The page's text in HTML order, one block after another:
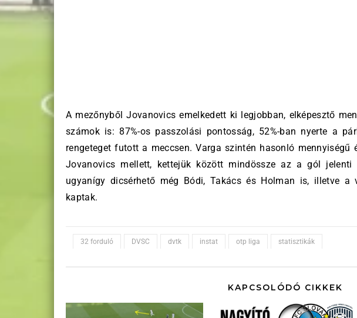
A mezőnyből Jovanovics emelkedett ki legjobban, elképesztő
számok is: 87%-os passzolási pontosság, 52%-ban nyerte a
rengeteget futott a meccsen. Varga szintén hasonló
Jovanovics mellett, kettejük között mindössze az a gól jelenti
ugyanígy dicsérhető még Bódi, Takács és Holman is, illetve a
kaptak.
32 forduló DVSC dvtk instat otp liga statisztikák
KAPCSOLÓDÓ CIKKEK